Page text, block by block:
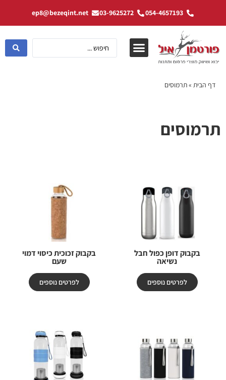
054-4657193
03-9625272
ep8@bezeqint.net
דף הבית »תרמוסים
תרמוסים
בקבוק דופן כפול חבל
נשיאה
לפרטים נוספים
בקבוק זכוכית כיסוי דמוי
שעם
לפרטים נוספים